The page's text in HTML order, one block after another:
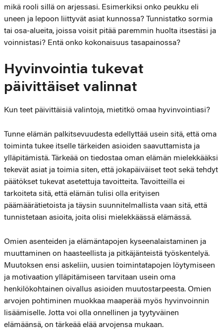
mikä rooli sillä on arjessasi. Esimerkiksi onko peukku eli
uneen ja lepoon liittyvät asiat kunnossa? Tunnistatko sormia
tai osa-alueita, joissa voisit pitää paremmin huolta itsestäsi ja
voinnistasi? Entä onko kokonaisuus tasapainossa?
Hyvinvointia tukevat
päivittäiset valinnat
Kun teet päivittäisiä valintoja, mietitkö omaa hyvinvointiasi?
Tunne elämän palkitsevuudesta edellyttää usein sitä, että oma
toiminta tukee itselle tärkeiden asioiden saavuttamista ja
ylläpitämistä. Tärkeää on tiedostaa oman elämän mielekkääksi
tekevät asiat ja toimia siten, että jokapäiväiset teot sekä tehdyt
päätökset tukevat asetettuja tavoitteita. Tavoitteilla ei
tarkoiteta sitä, että elämän tulisi olla erityisen
päämäärätietoista ja täysin suunnitelmallista vaan sitä, että
tunnistetaan asioita, joita olisi mielekkäässä elämässä.
Omien asenteiden ja elämäntapojen kyseenalaistaminen ja
muuttaminen on haasteellista ja pitkäjänteistä työskentelyä.
Muutoksen ensi askeliin, uusien toimintatapojen löytymiseen
ja motivaation ylläpitämiseen tarvitaan usein oma
henkilökohtainen oivallus asioiden muutostarpeesta. Omien
arvojen pohtiminen muokkaa maaperää myös hyvinvoinnin
lisäämiselle. Jotta voi olla onnellinen ja tyytyväinen
elämäänsä, on tärkeää elää arvojensa mukaan.